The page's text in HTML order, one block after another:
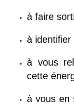
à faire
à identifier
à vous
cette
à vous en